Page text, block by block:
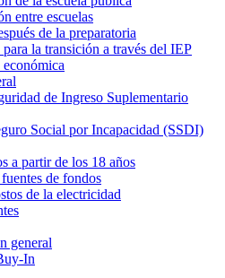
entre escuelas
de la preparatoria
para la transición a través del IEP
de Ingreso Suplementario
Social por Incapacidad (SSDI)
a partir de los 18 años
de fondos
de la electricidad
general
In